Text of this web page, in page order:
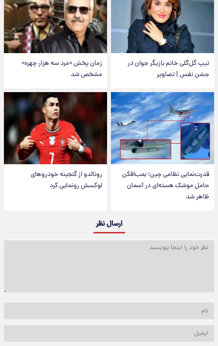
تیپ گل‌گلی خانم بازیگر جوان در
جشن نفس | تصاویر
زمان پخش «مرد سه هزار چهره»
مشخص شد
قدرت‌نمایی نظامی چین؛ بمب‌افکن
حامل موشک هسته‌ای در آسمان
ظاهر شد
رونالدو از گنجینه خودروهای
لوکسش رونمایی کرد
ارسال نظر